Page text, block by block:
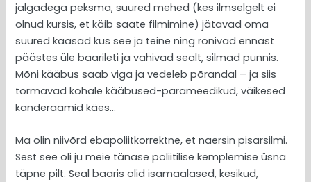
jalgadega peksma, suured mehed (kes ilmselgelt ei
olnud kursis, et käib saate filmimine) jätavad oma
suured kaasad kus see ja teine ning ronivad ennast
päästes üle baarileti ja vahivad sealt, silmad punnis.
Mõni kääbus saab viga ja vedeleb põrandal – ja siis
tormavad kohale kääbused-parameedikud, väikesed
kanderaamid käes…
Ma olin niivõrd ebapoliitkorrektne, et naersin pisarsilmi.
Sest see oli ju meie tänase poliitilise kemplemise üsna
täpne pilt. Seal baaris olid isamaalased, kesikud,